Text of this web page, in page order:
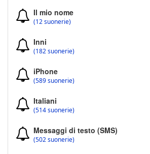
Il mio nome
(12 suonerie)
Inni
(182 suonerie)
iPhone
(589 suonerie)
Italiani
(514 suonerie)
Messaggi di testo (SMS)
(502 suonerie)